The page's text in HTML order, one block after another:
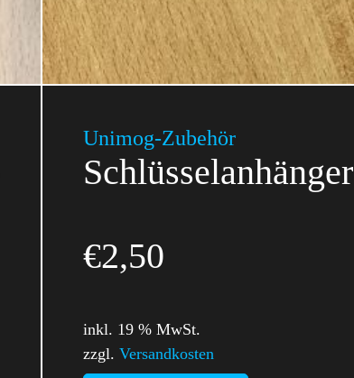
Unimog-Zubehör
Schlüsselanhänger
€2,50
inkl. 19 % MwSt.
zzgl. Versandkosten